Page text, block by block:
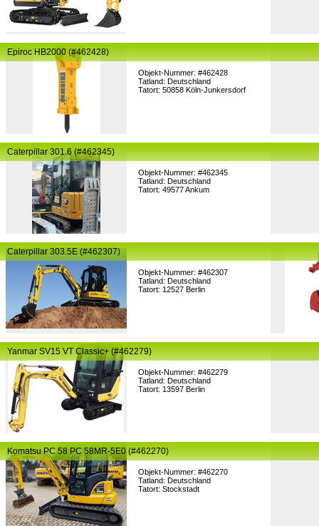
Objekt-Nummer: #462428
Tatland: Deutschland
Tatort: 50858 Köln-Junkersdorf
Epiroc HB2000 (#462428)
Objekt-Nummer: #462345
Tatland: Deutschland
Tatort: 49577 Ankum
Caterpillar 301.6 (#462345)
Objekt-Nummer: #462307
Tatland: Deutschland
Tatort: 12527 Berlin
Caterpillar 303.5E (#462307)
Objekt-Nummer: #462279
Tatland: Deutschland
Tatort: 13597 Berlin
Yanmar SV15 VT Classic+ (#462279)
Objekt-Nummer: #462270
Tatland: Deutschland
Tatort: Stockstadt
Komatsu PC 58 PC 58MR-5E0 (#462270)